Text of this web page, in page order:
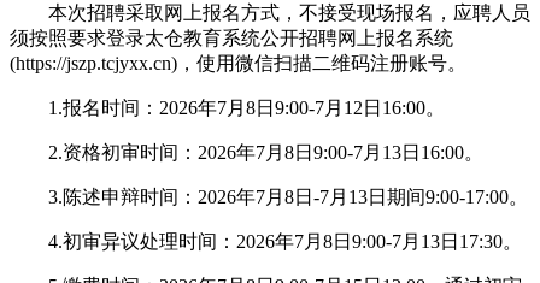
本次招聘采取网上报名方式，不接受现场报名，应聘人员
须按照要求登录太仓教育系统公开招聘网上报名系统
(https://jszp.tcjyxx.cn)，使用微信扫描二维码注册账号。
1.报名时间：2026年7月8日9:00-7月12日16:00。
2.资格初审时间：2026年7月8日9:00-7月13日16:00。
3.陈述申辩时间：2026年7月8日-7月13日期间9:00-17:00。
4.初审异议处理时间：2026年7月8日9:00-7月13日17:30。